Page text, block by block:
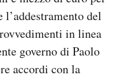
del
in linea
governo di Paolo
accordi con la